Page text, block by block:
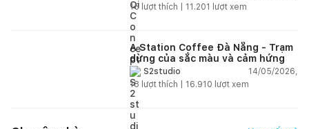
15 lượt thích | 11.201 lượt xem
A Station Coffee Đà Nẵng - Trạm
dừng của sắc màu và cảm hứng
S2studio
14/05/2026,
18 lượt thích | 16.910 lượt xem